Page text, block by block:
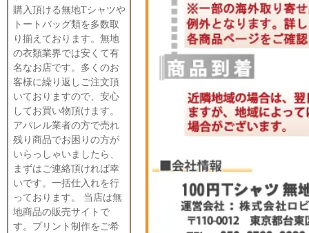
購入頂ける無地Tシャツや
トートバッグ類を多数取
り揃えております。無地
の衣類業界では安くて有
名なお店です。多くのお
客様に繰り返しご注文頂
いておりますので、安心
してお買い物頂けます。
アパレル業者の方で売れ
残り商品でお困りの方が
いらっしゃいましたら、
まずはご連絡頂ければ幸
いです。一括仕入れを行
っております。 当店は無
地商品の販売サイトで
す。プリント制作をご希